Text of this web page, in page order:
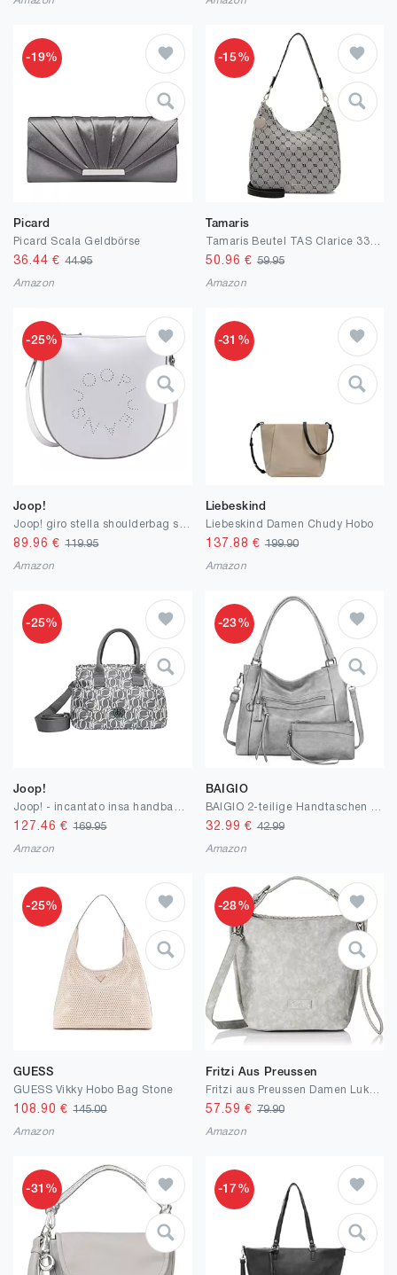
-19%
Picard
Picard Scala Geldbörse
36.44 €44.95
Amazon
-15%
Tamaris
50.96 € 59.95
Amazon
-25%
Joop!
89.96 €119.95
Amazon
-31%
Liebeskind
Liebeskind Damen Chudy Hobo
137.88 € 199.90
Amazon
-25%
Joop!
127.46 €169.95
Amazon
-23%
BAIGIO
32.99 € 42.99
Amazon
-25%
GUESS
GUESS Vikky Hobo Bag Stone
108.90 €145.00
Amazon
-28%
Fritzi Aus Preussen
57.59 € 79.90
Amazon
-31% -17%